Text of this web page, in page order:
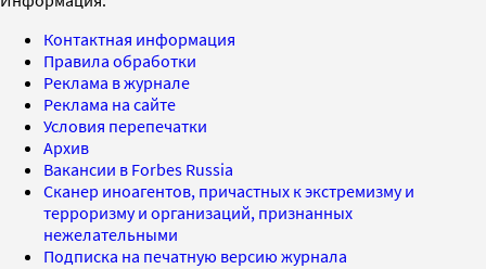
Контактная информация
Правила обработки
Реклама в журнале
Реклама на сайте
Условия перепечатки
Архив
Вакансии в Forbes Russia
Сканер иноагентов, причастных к экстремизму и
терроризму и организаций, признанных
нежелательными
Подписка на печатную версию журнала